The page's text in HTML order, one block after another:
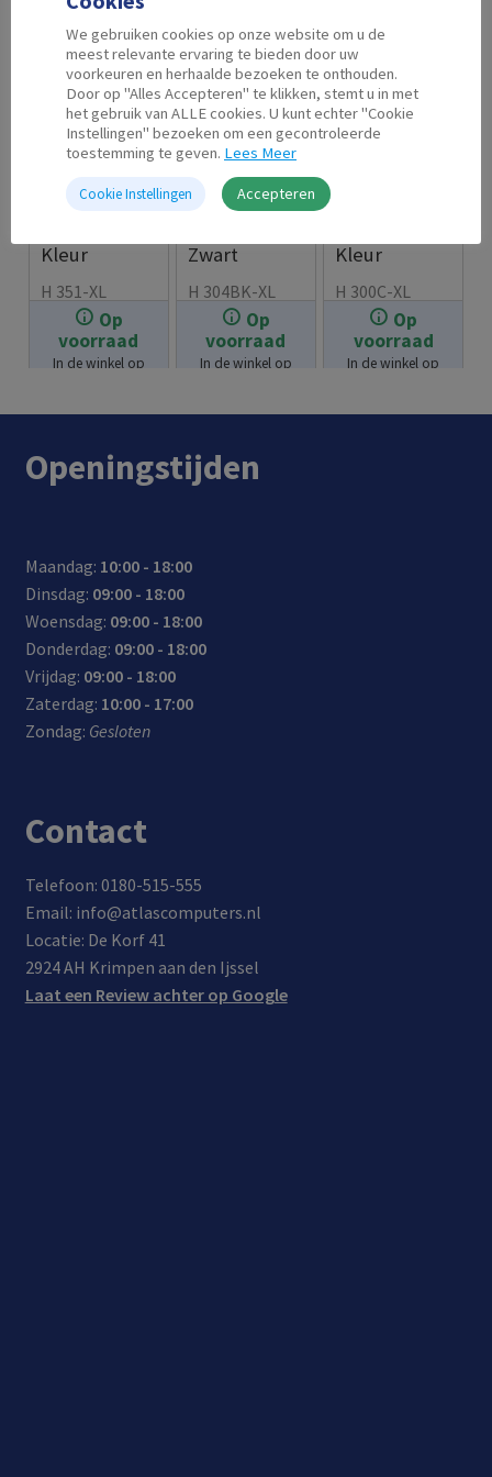
Op
voorraad
In de winkel op
Second Life
Kleur
19.99
H 351-XL
Op
voorraad
In de winkel op
Second Life
Zwart
17.99
H 304BK-XL
Op
voorraad
In de winkel op
Kleur
21.99
H 300C-XL
Openingstijden
Maandag: 10:00 - 18:00
Dinsdag: 09:00 - 18:00
Woensdag: 09:00 - 18:00
Donderdag: 09:00 - 18:00
Vrijdag: 09:00 - 18:00
Zaterdag: 10:00 - 17:00
Zondag: Gesloten
Contact
Telefoon: 0180-515-555
Email: info@atlascomputers.nl
Locatie: De Korf 41
2924 AH Krimpen aan den Ijssel
Laat een Review achter op Google
We gebruiken cookies op onze website om u de
meest relevante ervaring te bieden door uw
voorkeuren en herhaalde bezoeken te onthouden.
Door op "Alles Accepteren" te klikken, stemt u in met
het gebruik van ALLE cookies. U kunt echter "Cookie
Instellingen" bezoeken om een gecontroleerde
toestemming te geven. Lees Meer
Cookie Instellingen Accepteren